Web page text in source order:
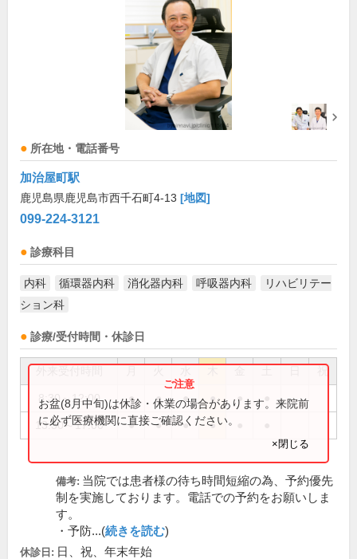
所在地・電話番号
加治屋町駅
鹿児島県鹿児島市西千石町4-13 [地図]
099-224-3121
診療科目
内科 循環器内科 消化器内科 呼吸器内科
リハビリテー
ション科
診療/受付時間・休診日
祝
8:30～12:00 ● ● ● ● ●
13:30～17:00 ● ● ● ●
お盆(8月中旬)は休診・休業の場合があります。来院前
に必ず医療機関に直接ご確認ください。
×閉じる
備考: 当院では患者様の待ち時間短縮の為、予約優先
制を実施しております。電話での予約をお願いしま
す。
・予防...(続きを読む)
休診日: 日、祝、年末年始